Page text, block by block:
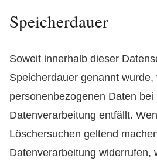
Speicherdauer
Soweit innerhalb dieser
Speicherdauer genannt
personenbezogenen Daten
Datenverarbeitung entfällt.
Löschersuchen geltend
Datenverarbeitung widerrufen,